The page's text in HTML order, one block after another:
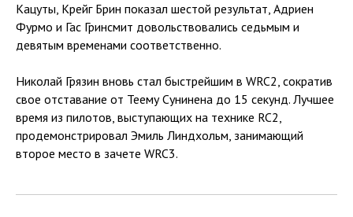
Кацуты, Крейг Брин показал шестой результат, Адриен
Фурмо и Гас Гринсмит довольствовались седьмым и
девятым временами соответственно.
Николай Грязин вновь стал быстрейшим в WRC2, сократив
свое отставание от Теему Сунинена до 15 секунд. Лучшее
время из пилотов, выступающих на технике RC2,
продемонстрировал Эмиль Линдхольм, занимающий
второе место в зачете WRC3.